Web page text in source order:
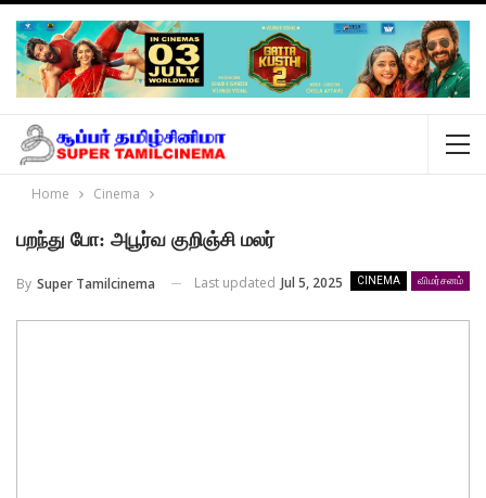
Home Cinema
பறந்து போ: அபூர்வ குறிஞ்சி மலர்
CINEMA விமர்சனம்
By Super Tamilcinema Last updated Jul 5, 2025